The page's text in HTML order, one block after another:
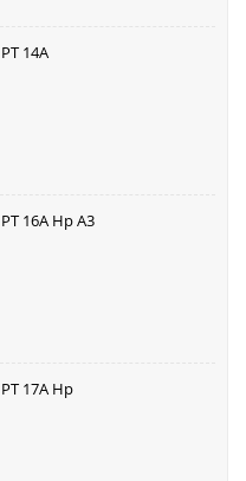
14A
16A Hp A3
17A Hp